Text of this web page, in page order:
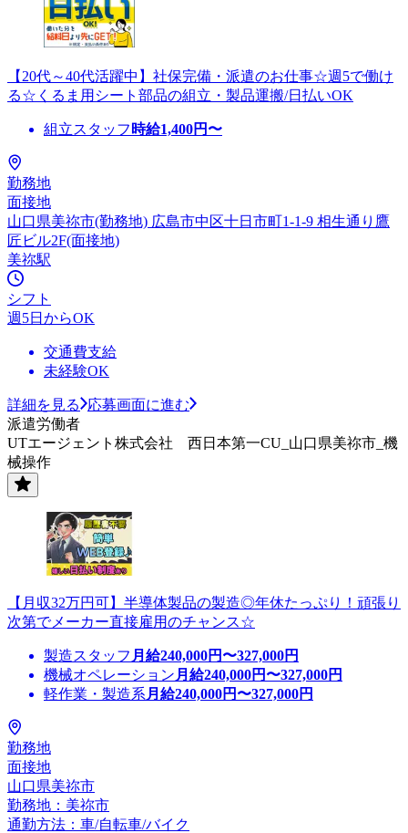
【20代～40代活躍中】社保完備・派遣のお仕事☆週5で働け
る☆くるま用シート部品の組立・製品運搬/日払いOK
組立スタッフ 時給1,400円〜
勤務地
面接地
山口県美祢市(勤務地) 広島市中区十日市町1-1-9 相生通り鷹
匠ビル2F(面接地)
美祢駅
シフト
週5日からOK
交通費支給
未経験OK
詳細を見る
応募画面に進む
派遣労働者
UTエージェント株式会社 西日本第一CU_山口県美祢市_機
械操作
【月収32万円可】半導体製品の製造◎年休たっぷり！頑張り
次第でメーカー直接雇用のチャンス☆
製造スタッフ 月給240,000円〜327,000円
機械オペレーション 月給240,000円〜327,000円
軽作業・製造系 月給240,000円〜327,000円
勤務地
面接地
山口県美祢市
勤務地：美祢市
通勤方法：車/自転車/バイク